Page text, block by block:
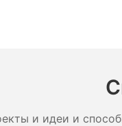
и идеи и